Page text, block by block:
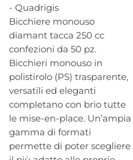
- Quadrigis
Bicchiere monouso
diamant tacca 250 cc
confezioni da 50 pz.
Bicchieri monouso in
polistirolo (PS) trasparente,
versatili ed eleganti
completano con brio tutte
le mise-en-place. Un’ampia
gamma di formati
permette di poter scegliere